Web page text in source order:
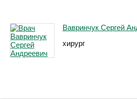
Вавринчук Сергей
хирург